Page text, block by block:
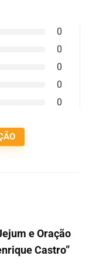
0
0
0
0
0
e Oração
Castro”